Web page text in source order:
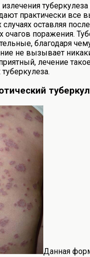
практически все
оставляя
очагов поражения.
благодаря
не вызывает
лечение
Данная